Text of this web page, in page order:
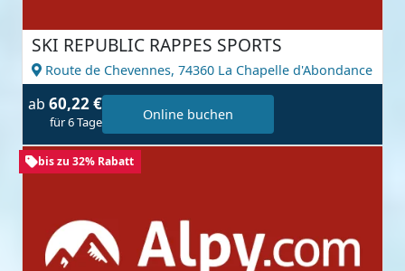
SKI REPUBLIC RAPPES SPORTS
Route de Chevennes, 74360 La Chapelle d'Abondance
ab 60,22 €
für 6 Tage Online buchen
bis zu 32% Rabatt